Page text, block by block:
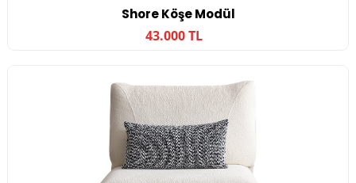
Shore Köşe Modül
43.000 TL